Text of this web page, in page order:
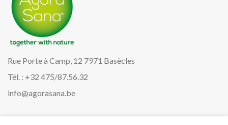
Rue Porte à Camp, 12 7971 Basècles
Tél. : +32 475/87.56.32
info@agorasana.be